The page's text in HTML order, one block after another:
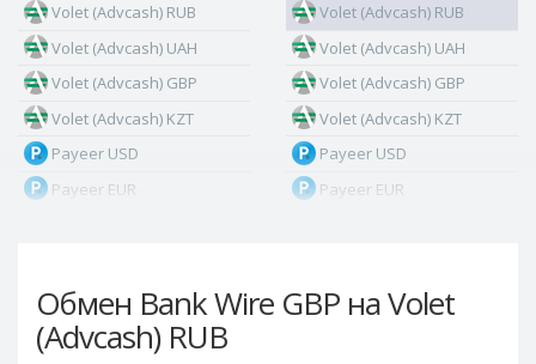
Обмен Bank Wire GBP на Volet
(Advcash) RUB
Volet (Advcash) RUB
Volet (Advcash) UAH
Volet (Advcash) GBP
Volet (Advcash) KZT
Payeer USD
Payeer EUR
Payeer Tether ERC20
(USDT)
Payeer UAH
Volet (Advcash) RUB
Volet (Advcash) UAH
Volet (Advcash) GBP
Volet (Advcash) KZT
Payeer USD
Payeer EUR
Payeer Tether ERC20
(USDT)